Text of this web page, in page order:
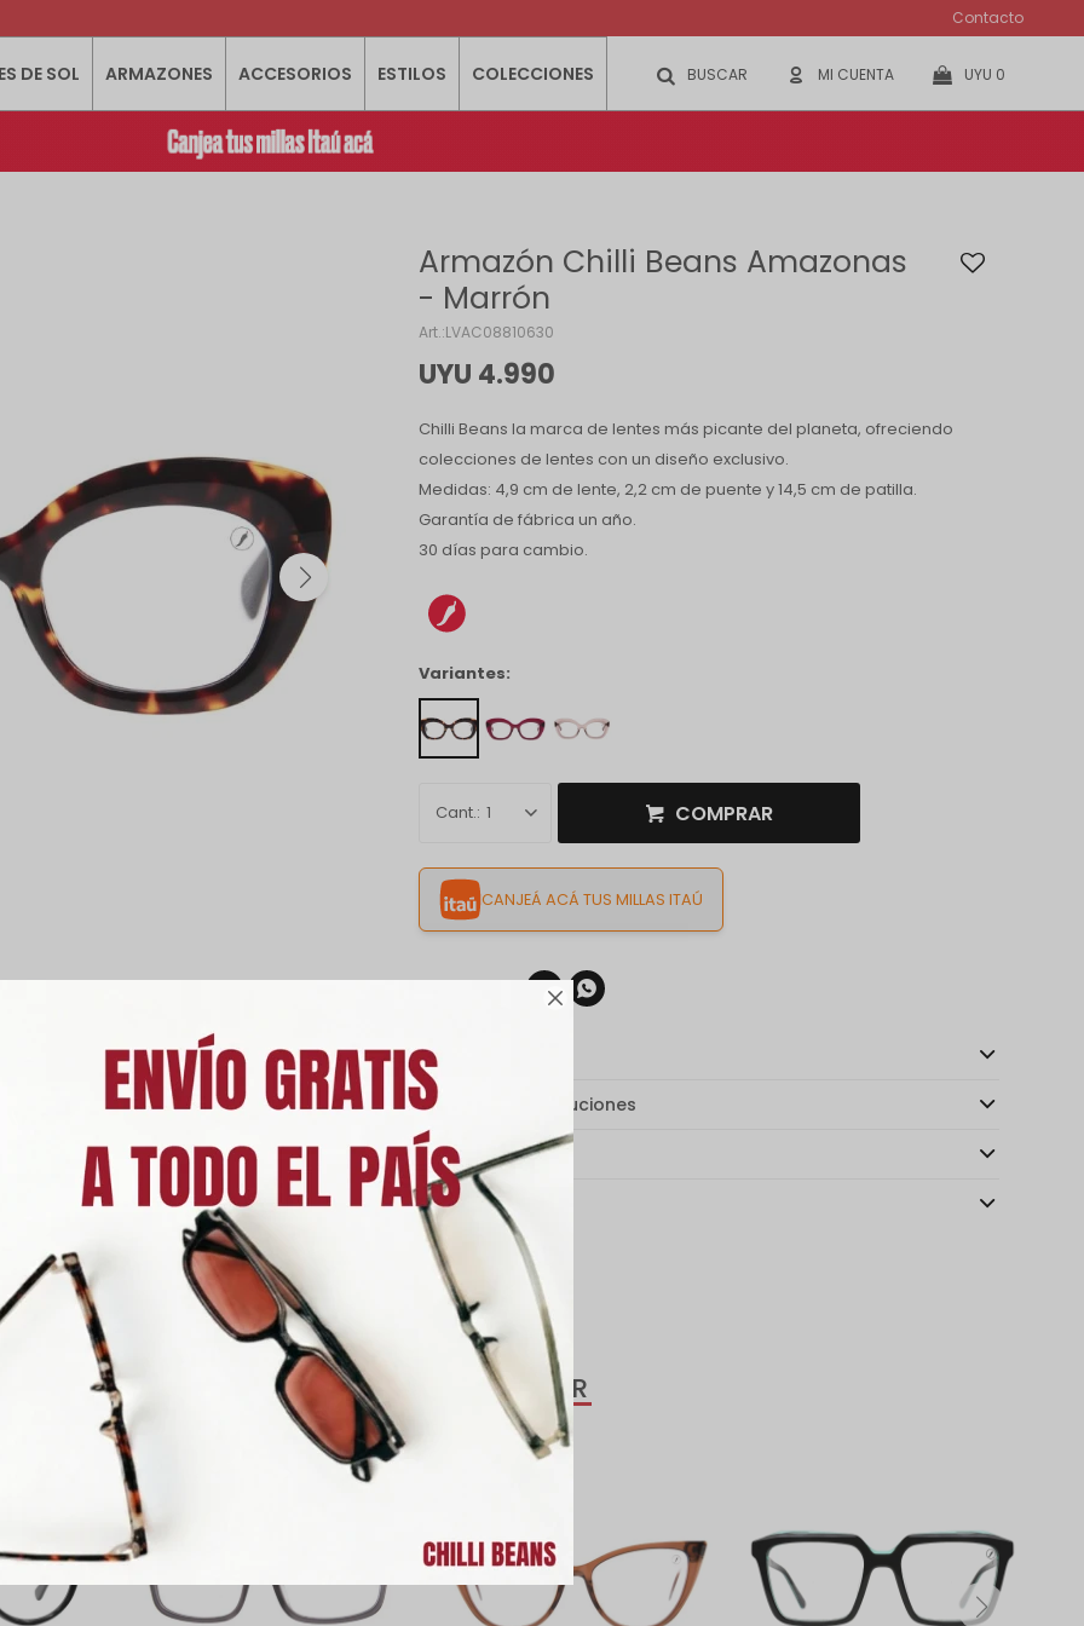

DE SOL ARMAZONES ACCESORIOS ESTILOS COLECCIONES UYU 0
Contacto
Armazón Chilli Beans Amazonas
- Marrón
LVAC08810630
UYU 4.990
Chilli Beans la marca de lentes más picante del planeta, ofreciendo
colecciones de lentes con un diseño exclusivo.
Medidas: 4,9 cm de lente, 2,2 cm de puente y 14,5 cm de patilla.
Garantía de fábrica un año.
30 días para cambio.
Variantes:
1 COMPRAR
CANJEÁ ACÁ TUS MILLAS ITAÚ
 
Envíos
Cambios y Devoluciones
Medios de pago
Características
QUE TE PUEDEN INTERESAR